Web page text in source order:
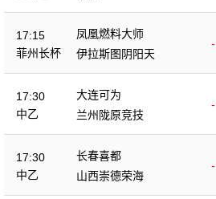
17:15
菲州长杯
凤凰燃料大师
-
伊拉斯图阴阳天
17:30
中乙
大连可为
-
兰州陇原竞技
17:30
中乙
长春喜都
-
山西崇德荣海